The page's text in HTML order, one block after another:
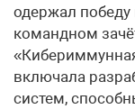
одержал победу
командном
включала
систем,